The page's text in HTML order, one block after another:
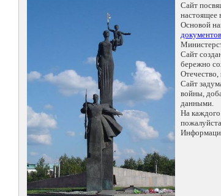
Сайт
настоящее
Основой
Сайт
бережно
Сайт
войны,
данными.
На